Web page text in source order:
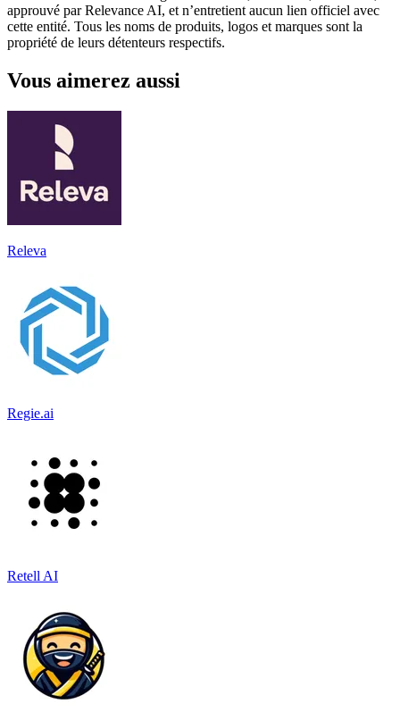
approuvé par Relevance AI, et n’entretient aucun lien officiel avec
cette entité. Tous les noms de produits, logos et marques sont la
propriété de leurs détenteurs respectifs.
Vous aimerez aussi
Releva
Regie.ai
Retell AI